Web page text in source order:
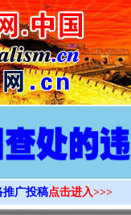
>
推广投稿点击进入>>>